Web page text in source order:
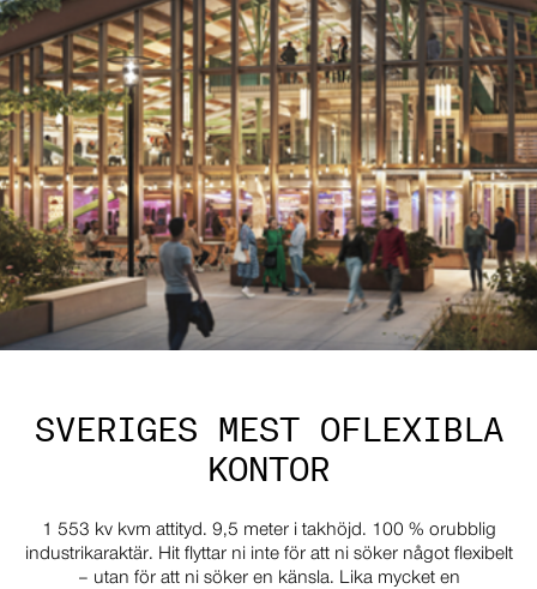
SVERIGES MEST OFLEXIBLA
KONTOR
1 553 kvkvm attityd. 9,5 meter i takhöjd. 100 % orubblig
industrikaraktär. Hit flyttar ni inte för att ni söker något flexibelt
– utan för att ni söker en känsla. Lika mycket en